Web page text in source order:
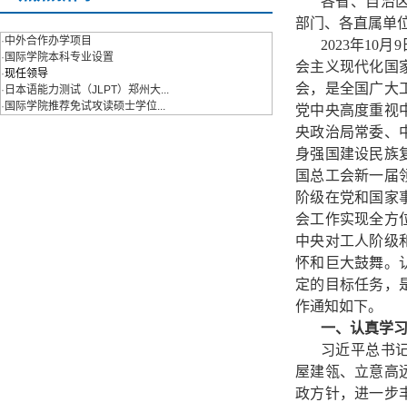
·中外合作办学项目
· 国际学院本科专业设置
·现任领导
· 日本语能力测试（JLPT）郑州大...
· 国际学院推荐免试攻读硕士学位...
部门、各直属单
2023年10月
会主义现代化国
会，是全国广大
党中央高度重视
央政治局常委、
身强国建设民族
国总工会新一届
阶级在党和国家
会工作实现全方
中央对工人阶级
怀和巨大鼓舞。
定的目标任务，
作通知如下。
一、认真学
习近平总书
屋建瓴、立意高
政方针，进一步